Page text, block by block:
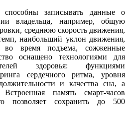
записывать данные о
владельца, например, общую
среднюю скорость движения,
наибольший уклон движения,
во время подъема, сожженные
оснащено технологиями для
здоровья: функциями
сердечного ритма, уровня
и качества сна, а
память смарт-часов
позволяет сохранить до 500